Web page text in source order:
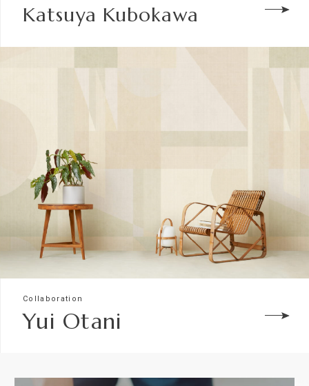
Katsuya Kubokawa
Collaboration
Yui Otani